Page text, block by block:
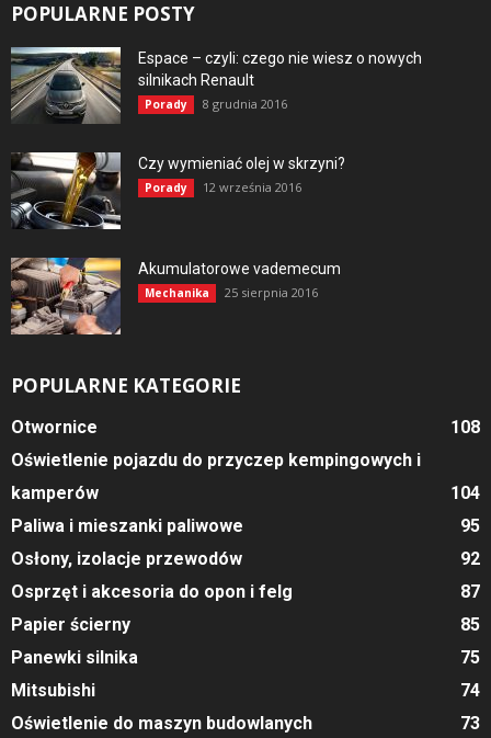
POPULARNE POSTY
Espace – czyli: czego nie wiesz o nowych
silnikach Renault
Porady 8 grudnia 2016
Czy wymieniać olej w skrzyni?
Porady 12 września 2016
Akumulatorowe vademecum
Mechanika 25 sierpnia 2016
POPULARNE KATEGORIE
Otwornice
108
Oświetlenie pojazdu do przyczep kempingowych i
kamperów
104
Paliwa i mieszanki paliwowe
95
Osłony, izolacje przewodów
92
Osprzęt i akcesoria do opon i felg
87
Papier ścierny
85
Panewki silnika
75
Mitsubishi
74
Oświetlenie do maszyn budowlanych
73